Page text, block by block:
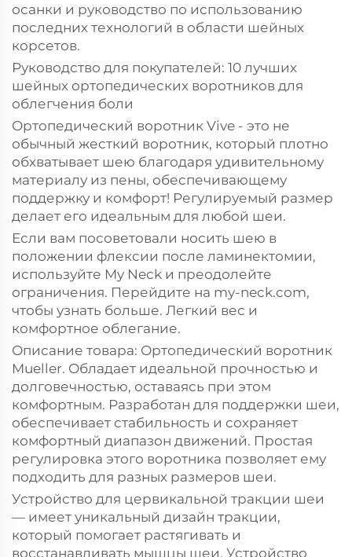
осанки и руководство по использованию
последних технологий в области шейных
корсетов.
Руководство для покупателей: 10 лучших
шейных ортопедических воротников для
облегчения боли
Ортопедический воротник Vive - это не
обычный жесткий воротник, который плотно
обхватывает шею благодаря удивительному
материалу из пены, обеспечивающему
поддержку и комфорт! Регулируемый размер
делает его идеальным для любой шеи.
Если вам посоветовали носить шею в
положении флексии после ламинектомии,
используйте My Neck и преодолейте
ограничения. Перейдите на my-neck.com,
чтобы узнать больше. Легкий вес и
комфортное облегание.
Описание товара: Ортопедический воротник
Mueller. Обладает идеальной прочностью и
долговечностью, оставаясь при этом
комфортным. Разработан для поддержки шеи,
обеспечивает стабильность и сохраняет
комфортный диапазон движений. Простая
регулировка этого воротника позволяет ему
подходить для разных размеров шеи.
Устройство для цервикальной тракции шеи
— имеет уникальный дизайн тракции,
который помогает растягивать и
восстанавливать мышцы шеи. Устройство